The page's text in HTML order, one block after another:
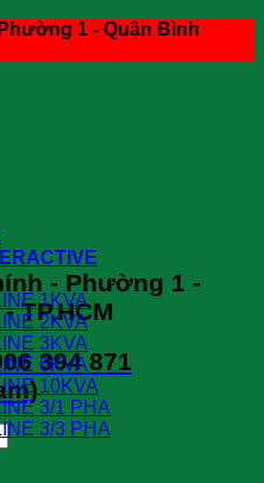
1 - Quận Bình
- Phường 1 -
TP.HCM
394 871
1KVA
2KVA
3KVA
6KVA
10KVA
3/1 PHA
3/3 PHA